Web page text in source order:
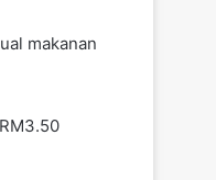
makanan